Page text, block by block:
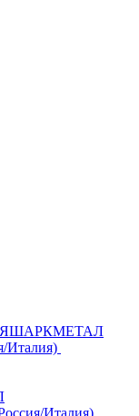
Италия)
Италия)